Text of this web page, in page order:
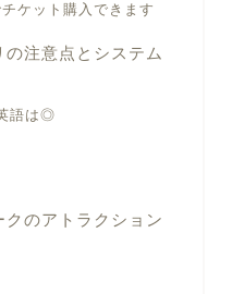
ケット購入できます
注意点とシステム
語は◎
のアトラクション